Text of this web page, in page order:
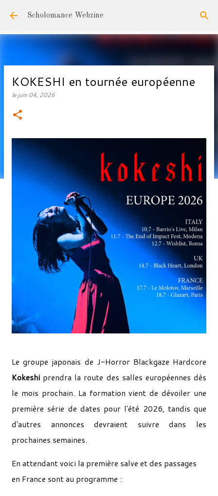
Accéder au contenu principal
Scholomance Webzine
KOKESHI en tournée européenne
lejuin 04, 2026
Le groupe japonais de J-Horror Blackgaze Hardcore
Kokeshi prendra la route des salles européennes dès
le mois prochain. La formation vient de dévoiler une
première série de dates pour l'été 2026, tandis que
d'autres annonces devraient suivre dans les
prochaines semaines.
En attendant voici la première salve et des passages
en France sont au programme :